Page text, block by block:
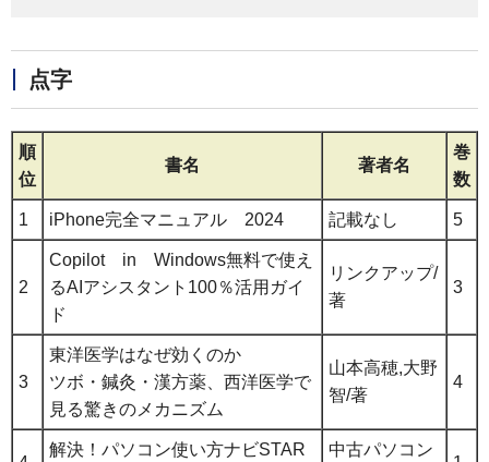
点字
順
位
書名 著者名
巻
数
1 iPhone完全マニュアル 2024 記載なし 5
2
Copilot in Windows無料で使え
るAIアシスタント100％活用ガイ
ド
リンクアップ/
著
3
3
東洋医学はなぜ効くのか
ツボ・鍼灸・漢方薬、西洋医学で
見る驚きのメカニズム
山本高穂,大野
智/著
4
解決！パソコン使い方ナビSTAR 中古パソコン